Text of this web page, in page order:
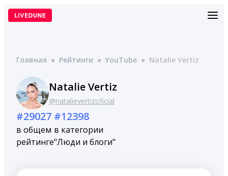
Перейти
Главная ● Рейтинги ● YouTube ● Natalie Vertiz
Natalie Vertiz
@natalievertizoficial
#29027
в общем
рейтинге
#12398
в категории
"Люди и блоги"